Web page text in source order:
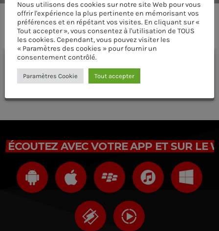
COMMENTAIRES D’ARTICLES (0)
Laisser une réponse
Vous devez être connecté pour ajouter un commentaire.
ÉCOUTEZ AVEC VOTRE APP ET SUR LE
Nous utilisons des cookies sur notre site Web pour vous
offrir l'expérience la plus pertinente en mémorisant vos
préférences et en répétant vos visites. En cliquant sur «
Tout accepter », vous consentez à l'utilisation de TOUS
les cookies. Cependant, vous pouvez visiter les
« Paramètres des cookies » pour fournir un
consentement contrôlé.
Paramètres Cookie Tout accepter